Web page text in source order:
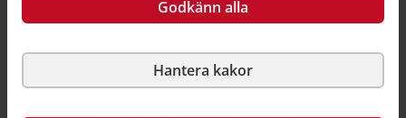
Godkänn alla
Hantera kakor
Plan- och bygglag (2010:900) 5 kap. 11 a §